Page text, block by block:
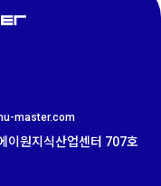
master.com​
이원지식산업센터 707호